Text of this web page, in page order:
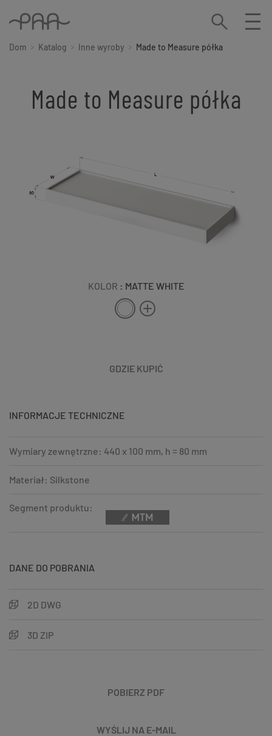
Dom Katalog Inne wyroby Made to Measure półka
Made to Measure półka
KOLOR : MATTE WHITE
GDZIE KUPIĆ
INFORMACJE TECHNICZNE
Wymiary zewnętrzne: 440 x 100 mm, h = 80 mm
Materiał: Silkstone
Segment produktu:
DANE DO POBRANIA
2D DWG
3D ZIP
POBIERZ PDF
WYŚLIJ NA E-MAIL